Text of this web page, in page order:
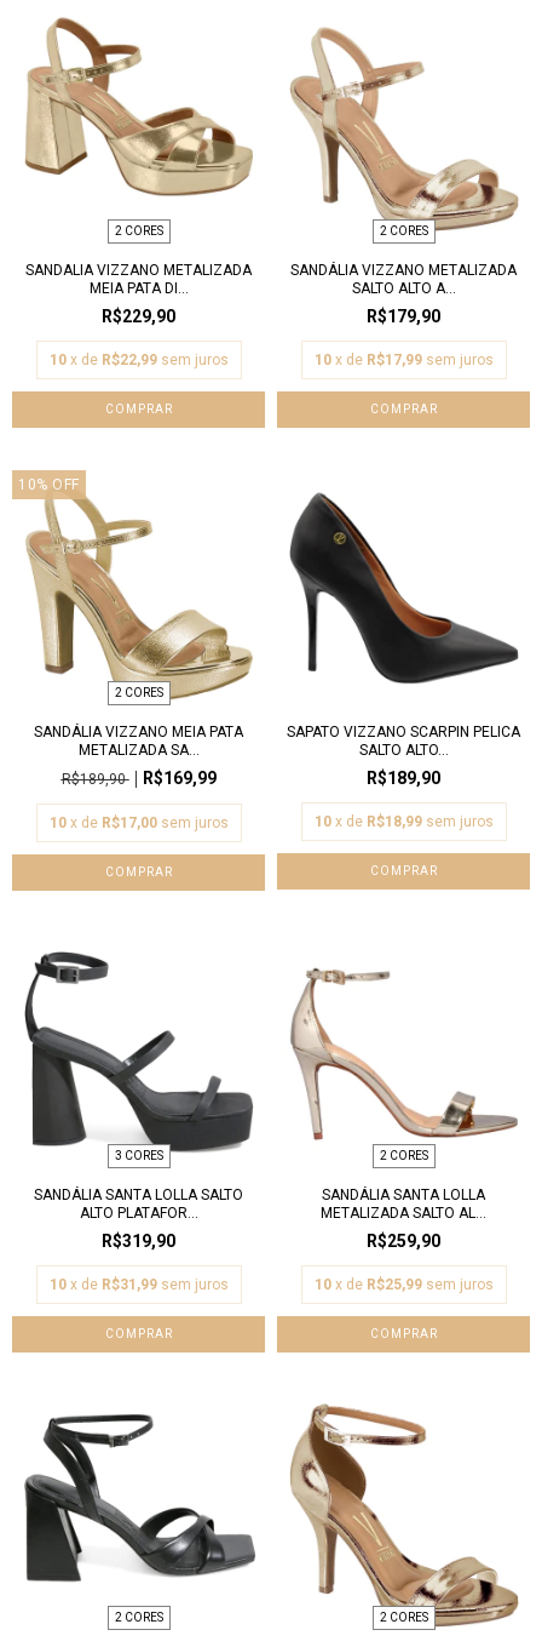
2 CORES
SANDALIA VIZZANO METALIZADA
MEIA PATA DI...
R$229,90
10 x de R$22,99 sem juros
COMPRAR
2 CORES
SANDÁLIA VIZZANO METALIZADA
SALTO ALTO A...
R$179,90
10 x de R$17,99 sem juros
COMPRAR
10% OFF
2 CORES
SANDÁLIA VIZZANO MEIA PATA
METALIZADA SA...
R$189,90
R$169,99
10 x de R$17,00 sem juros
COMPRAR
SAPATO VIZZANO SCARPIN PELICA
SALTO ALTO...
R$189,90
10 x de R$18,99 sem juros
COMPRAR
3 CORES
SANDÁLIA SANTA LOLLA SALTO
ALTO PLATAFOR...
R$319,90
10 x de R$31,99 sem juros
COMPRAR
2 CORES
SANDÁLIA SANTA LOLLA
METALIZADA SALTO AL...
R$259,90
10 x de R$25,99 sem juros
COMPRAR
2 CORES 2 CORES